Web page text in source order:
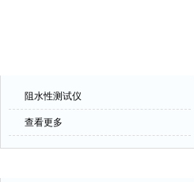
阻水性测试仪
查看更多